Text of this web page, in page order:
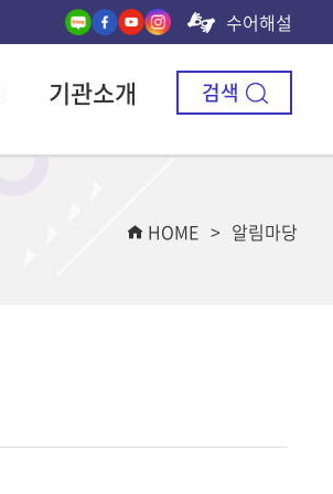
수어해설
기관소개 검색
HOME 알림마당